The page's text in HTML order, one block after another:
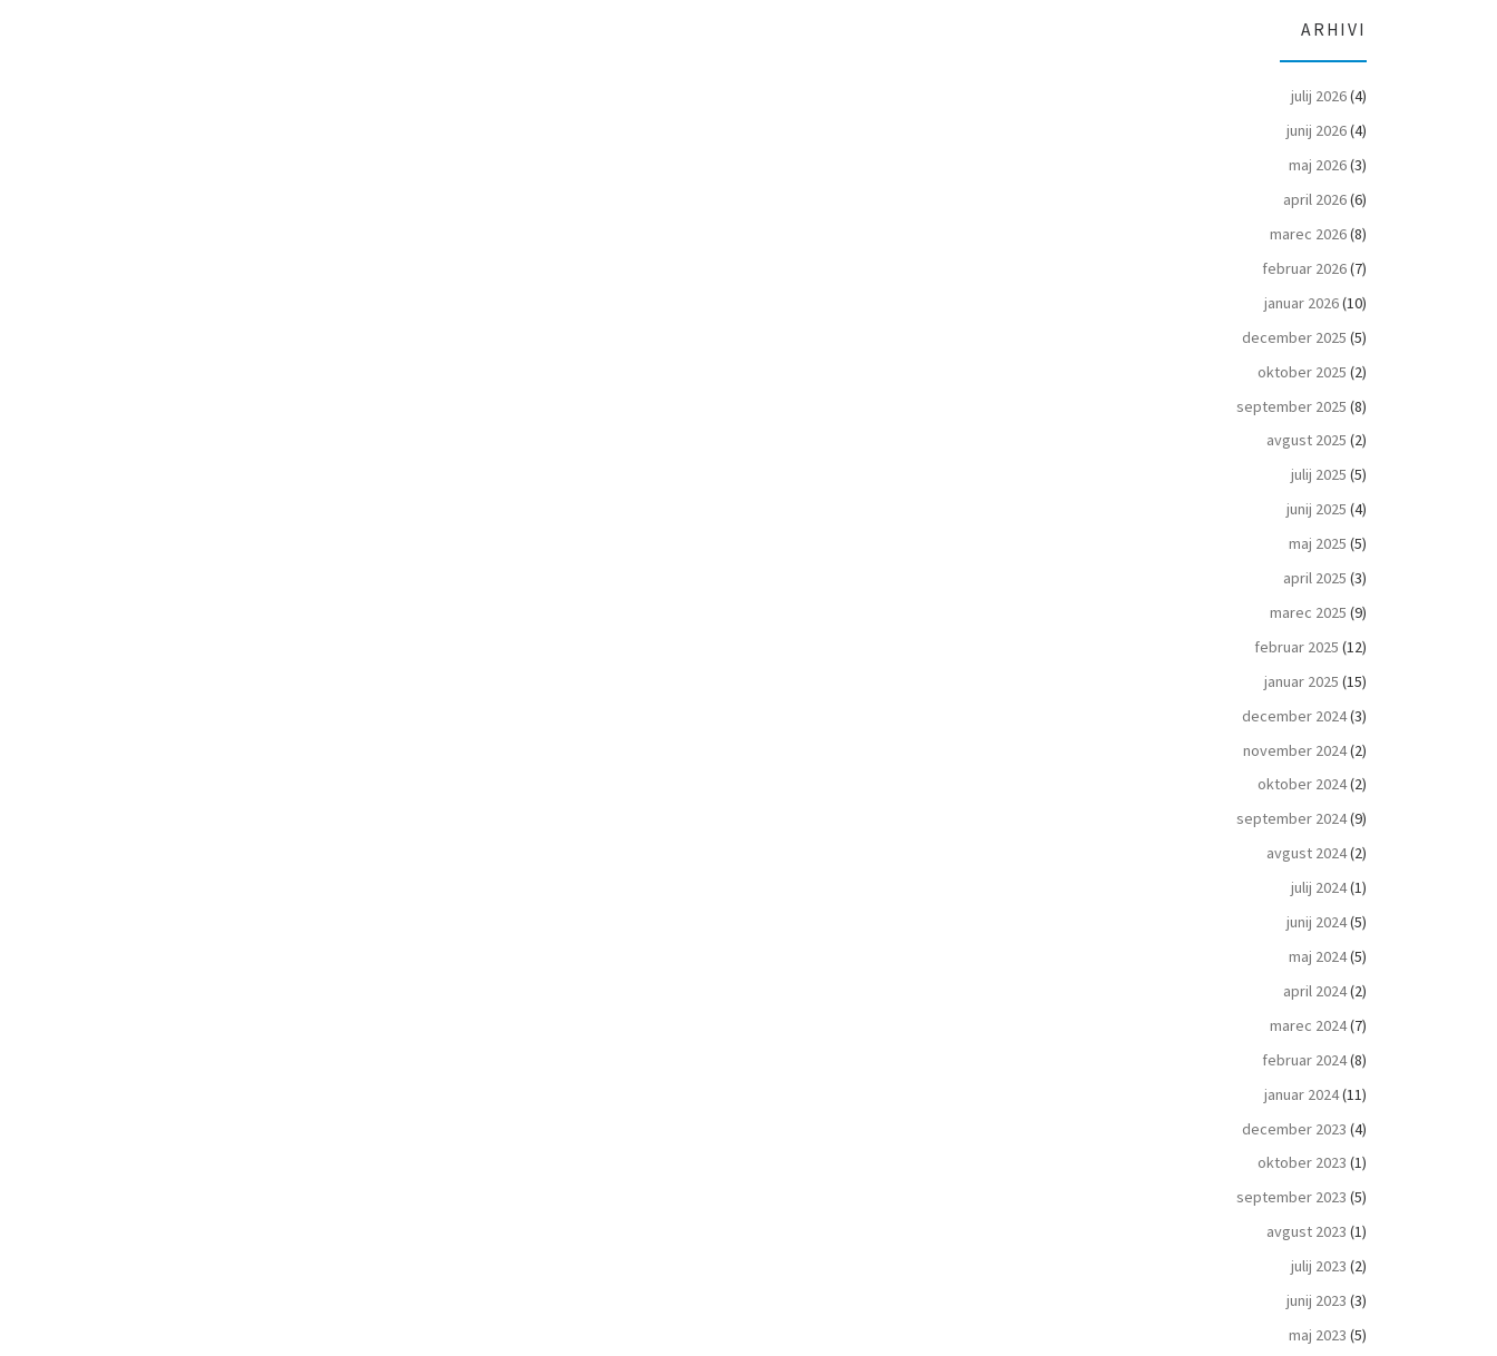
ARHIVI
julij 2026(4)
junij 2026(4)
maj 2026(3)
april 2026(6)
marec 2026(8)
februar 2026(7)
januar 2026(10)
december 2025 (5)
oktober 2025 (2)
september 2025 (8)
avgust 2025 (2)
julij 2025 (5)
junij 2025 (4)
maj 2025 (5)
april 2025 (3)
marec 2025 (9)
februar 2025 (12)
januar 2025 (15)
december 2024(3)
november 2024(2)
oktober 2024(2)
september 2024(9)
avgust 2024(2)
julij 2024(1)
junij 2024(5)
maj 2024(5)
april 2024(2)
marec 2024(7)
februar 2024(8)
januar 2024(11)
december 2023 (4)
oktober 2023 (1)
september 2023 (5)
avgust 2023 (1)
julij 2023 (2)
junij 2023 (3)
maj 2023 (5)